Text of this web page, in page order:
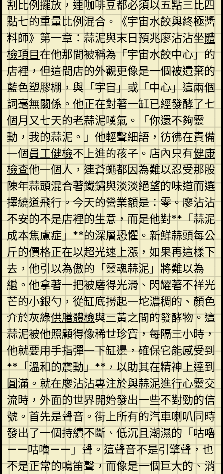
割比例擺放，連咖啡豆都必須以五點三比四
點七的重量比例混合。《宇宙水餃與終極醬
料師》第一章：蒜泥與末日預兆廖沾沾坐體
檢項目在他那間被稱為「宇宙水餃中心」的
店裡，但這間店的外觀更像是一個被遺棄的
藍色塑膠棚，與「宇宙」或「中心」這兩個
詞毫無關係。他正在對著一缸已經發酵了七
個月又七天的老蒜泥嘆氣。「你還不夠靈
動，我的蒜泥。」他輕聲細語，彷彿在責備
一個員工健檢不上進的孩子。店內只有健康
檢查他一個人，連蒼蠅都因為難以忍受那股
陳年蒜頭混合著鐵鏽與淡淡絕望的味道而選
擇繞道飛行。今天的營業額是：零。廖沾沾
不安的不是店裡的生意，而是他對**「蒜泥
成本焦慮症」**的深層恐懼。新鮮蒜頭每公
斤的價格正在以超光速上漲，如果再這樣下
去，他引以為傲的「靈魂蒜泥」將難以為
繼。他拿著一把被磨得光滑、閃耀著不祥光
芒的小銀勺，從缸底撈起一坨濃稠的、顏色
介於灰綠供膳體檢與土黃之間的發酵物。這
蒜泥被他照顧得像稀世珍寶，每隔三小時，
他就要用手指彈一下缸邊，確保它能感受到
**「溫和的震動」**，以助其在精神上達到
圓滿。就在廖沾沾專注於與蒜泥進行心靈交
流時，外面的世界開始發出一些不對勁的信
號。首先是聲音。街上所有的汽車喇叭同時
發出了一個持續不斷、低沉且潮濕的「咕嚕
——咕嚕——」聲。這聲音不是引擎聲，也
不是正常的鳴笛聲，而像是一個巨大的、消